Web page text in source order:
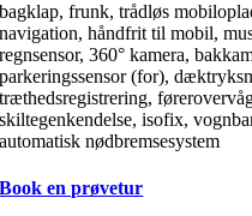
bagklap, frunk, trådløs
navigation, håndfrit til mobil,
regnsensor, 360° kamera,
parkeringssensor (for),
træthedsregistrering,
skiltegenkendelse, isofix,
automatisk nødbremsesystem
Book en prøvetur